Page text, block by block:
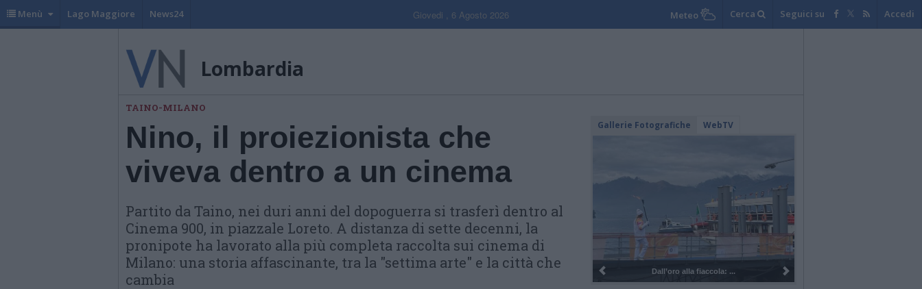
Menù Lago Maggiore News24 Giovedi , 6 Agosto 2026 Meteo Cerca Seguici su Accedi
Lombardia
TAINO-MILANO
Nino, il proiezionista che
viveva dentro a un cinema
Partito da Taino, nei duri anni del dopoguerra si trasferì dentro al
Cinema 900, in piazzale Loreto. A distanza di sette decenni, la
pronipote ha lavorato alla più completa raccolta sui cinema di
Milano: una storia affascinante, tra la "settima arte" e la città che
cambia
Gallerie Fotografiche WebTV
I 100 anni del Corpo Musicale di